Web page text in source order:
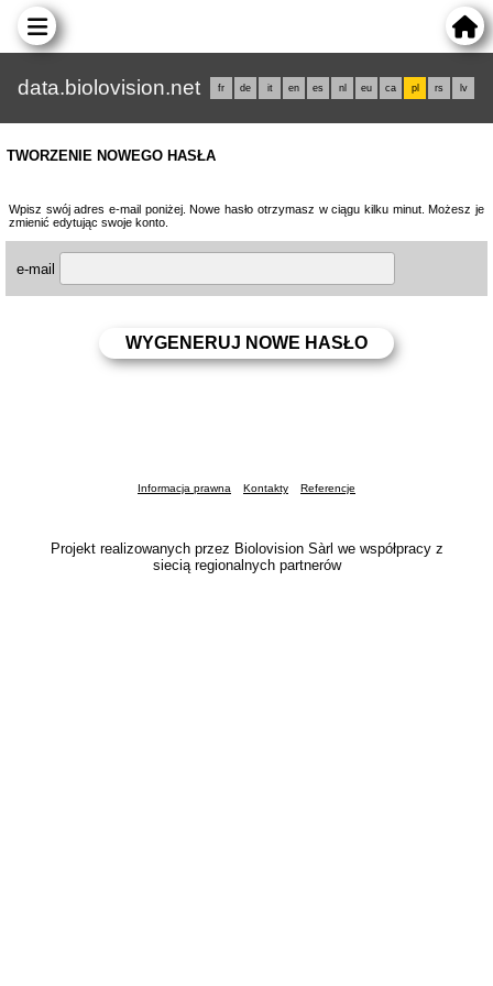
data.biolovision.net fr de it en es nl eu ca pl rs lv
TWORZENIE NOWEGO HASŁA
Wpisz swój adres e-mail poniżej. Nowe hasło otrzymasz w ciągu kilku minut. Możesz je
zmienić edytując swoje konto.
e-mail
Informacja prawna Kontakty Referencje
Projekt realizowanych przez Biolovision Sàrl we współpracy z
siecią regionalnych partnerów